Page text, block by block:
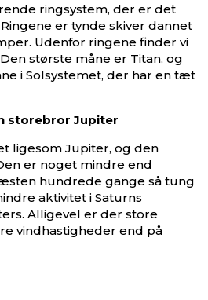
ringsystem, der er det
er tynde skiver dannet
Udenfor ringene finder vi
største måne er Titan, og
i Solsystemet, der har en tæt
storebror Jupiter
ligesom Jupiter, og den
er noget mindre end
hundrede gange så tung
aktivitet i Saturns
Alligevel er der store
vindhastigheder end på